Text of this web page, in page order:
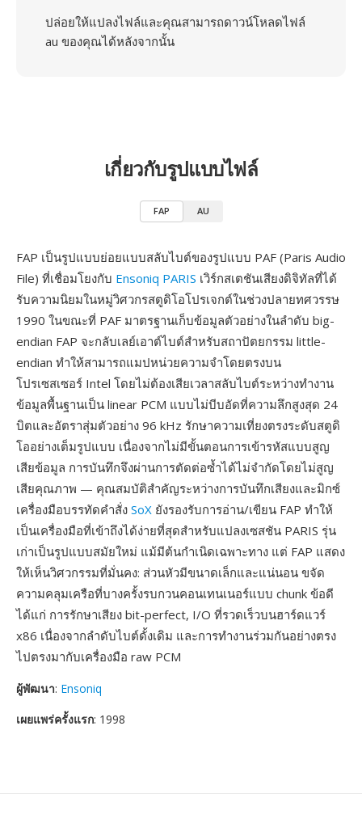
ปล่อยให้แปลงไฟล์และคุณสามารถดาวน์โหลดไฟล์
au ของคุณได้หลังจากนั้น
เกี่ยวกับรูปแบบไฟล์
FAP AU
FAP เป็นรูปแบบย่อยแบบสลับไบต์ของรูปแบบ PAF (Paris Audio
File) ที่เชื่อมโยงกับ Ensoniq PARIS เวิร์กสเตชันเสียงดิจิทัลที่ได้
รับความนิยมในหมู่วิศวกรสตูดิโอโปรเจกต์ในช่วงปลายทศวรรษ
1990 ในขณะที่ PAF มาตรฐานเก็บข้อมูลตัวอย่างในลำดับ big-
endian FAP จะกลับเลย์เอาต์ไบต์สำหรับสถาปัตยกรรม little-
endian ทำให้สามารถแมปหน่วยความจำโดยตรงบน
โปรเซสเซอร์ Intel โดยไม่ต้องเสียเวลาสลับไบต์ระหว่างทำงาน
ข้อมูลพื้นฐานเป็น linear PCM แบบไม่บีบอัดที่ความลึกสูงสุด 24
บิตและอัตราสุ่มตัวอย่าง 96 kHz รักษาความเที่ยงตรงระดับสตูดิ
โออย่างเต็มรูปแบบ เนื่องจากไม่มีขั้นตอนการเข้ารหัสแบบสูญ
เสียข้อมูล การบันทึกจึงผ่านการตัดต่อซ้ำได้ไม่จำกัดโดยไม่สูญ
เสียคุณภาพ — คุณสมบัติสำคัญระหว่างการบันทึกเสียงและมิกซ์
เครื่องมือบรรทัดคำสั่ง SoX ยังรองรับการอ่าน/เขียน FAP ทำให้
เป็นเครื่องมือที่เข้าถึงได้ง่ายที่สุดสำหรับแปลงเซสชัน PARIS รุ่น
เก่าเป็นรูปแบบสมัยใหม่ แม้มีต้นกำเนิดเฉพาะทาง แต่ FAP แสดง
ให้เห็นวิศวกรรมที่มั่นคง: ส่วนหัวมีขนาดเล็กและแน่นอน ขจัด
ความคลุมเครือที่บางครั้งรบกวนคอนเทนเนอร์แบบ chunk ข้อดี
ได้แก่ การรักษาเสียง bit-perfect, I/O ที่รวดเร็วบนฮาร์ดแวร์
x86 เนื่องจากลำดับไบต์ดั้งเดิม และการทำงานร่วมกันอย่างตรง
ไปตรงมากับเครื่องมือ raw PCM
ผู้พัฒนา: Ensoniq
เผยแพร่ครั้งแรก: 1998